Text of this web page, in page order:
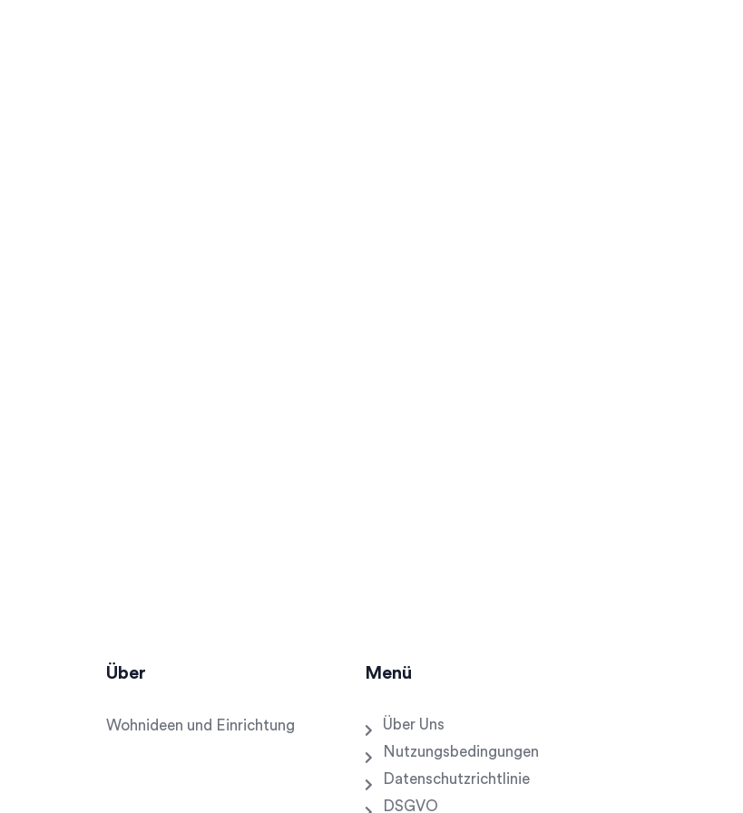
Über
Wohnideen und Einrichtung
Menü
Über Uns
Nutzungsbedingungen
Datenschutzrichtlinie
DSGVO